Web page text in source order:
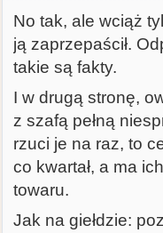
No tak, ale wciąż
ją zaprzepaścił.
takie są fakty.
I w drugą stronę,
z szafą pełną
rzuci je na raz, to
co kwartał, a ma
towaru.
Jak na giełdzie: